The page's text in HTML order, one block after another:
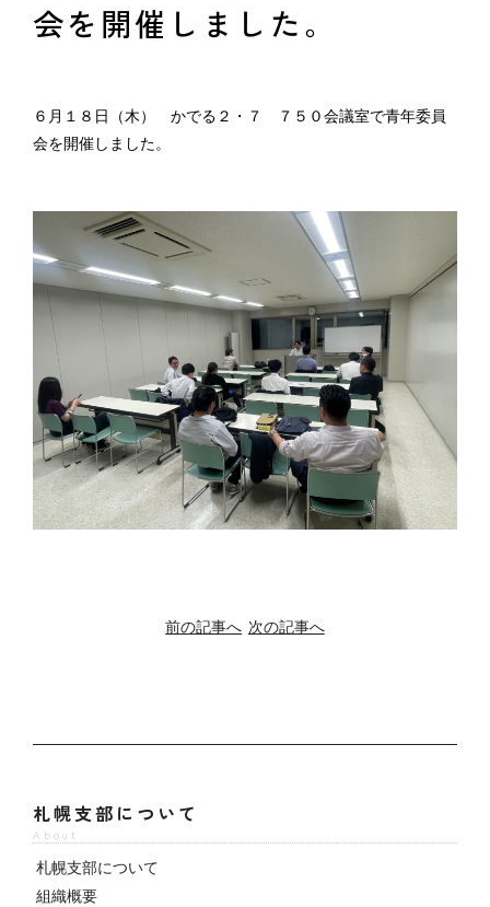
会を開催しました。
６月１８日（木） かでる２・７ ７５０会議室で青年委員
会を開催しました。
前の記事へ 次の記事へ
札幌支部について
About
札幌支部について
組織概要